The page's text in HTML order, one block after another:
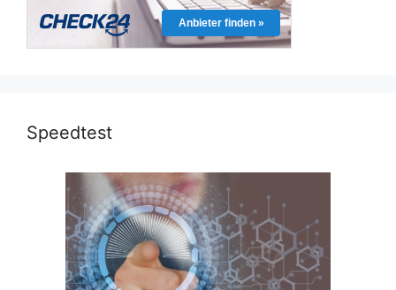
Anbieter finden »
Speedtest